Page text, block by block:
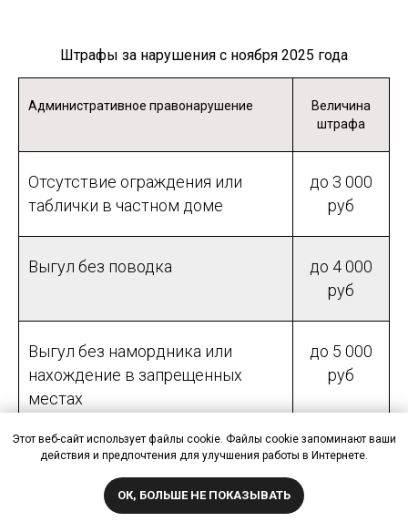
Штрафы за нарушения с ноября 2025 года
Административное правонарушение
Величина
штрафа
Отсутствие ограждения или
таблички в частном доме
до 3 000
руб
Выгул без поводка
до 4 000
руб
Выгул без намордника или
нахождение в запрещенных
местах
до 5 000
руб
За выгул собаки ребенком до 16
до 1 000
Этот веб-сайт использует файлы cookie. Файлы cookie запоминают ваши
действия и предпочтения для улучшения работы в Интернете.
ОК, БОЛЬШЕ НЕ ПОКАЗЫВАТЬ